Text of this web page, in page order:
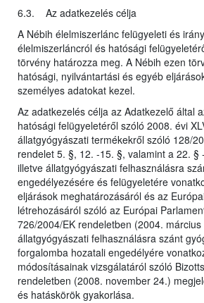
6.3. Az adatkezelés célja
A Nébih élelmiszerlánc felügyeleti és
élelmiszerláncról és hatósági
törvény határozza meg. A Nébih ezen
hatósági, nyilvántartási és egyéb
személyes adatokat kezel.
Az adatkezelés célja az Adatkezelő által
hatósági felügyeletéről szóló 2008. évi
állatgyógyászati termékekről szóló 128/
rendelet 5. §, 12. -15. §, valamint a 22. §
illetve állatgyógyászati felhasználásra
engedélyezésére és felügyeletére
eljárások meghatározásáról és az
létrehozásáról szóló az Európai
726/2004/EK rendeletben (2004.
állatgyógyászati felhasználásra szánt
forgalomba hozatali engedélyére
módosításainak vizsgálatáról szóló
rendeletben (2008. november 24.)
és hatáskörök gyakorlása.